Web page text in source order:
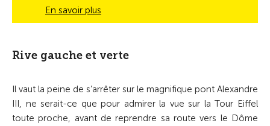
En savoir plus
Rive gauche et verte
Il vaut la peine de s’arrêter sur le magnifique pont Alexandre
III, ne serait-ce que pour admirer la vue sur la Tour Eiffel
toute proche, avant de reprendre sa route vers le Dôme